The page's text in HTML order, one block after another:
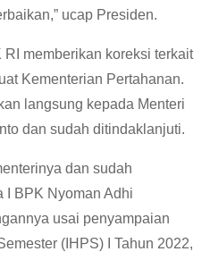
ucap Presiden.
memberikan koreksi terkait
Kementerian Pertahanan.
langsung kepada Menteri
dan sudah ditindaklanjuti.
dan sudah
I BPK Nyoman Adhi
usai penyampaian
(IHPS) I Tahun 2022,